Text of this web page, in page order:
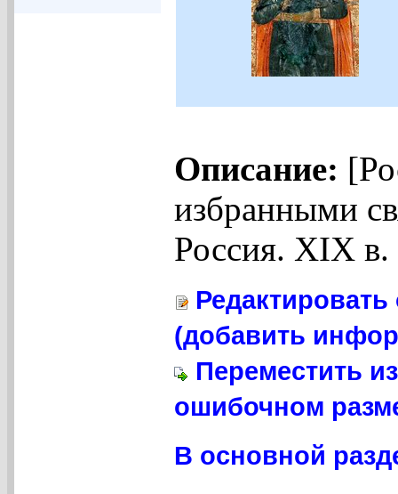
Описание:
избранными
Россия. XIX
(добавить
Переместить
ошибочном
В основной